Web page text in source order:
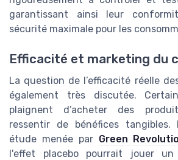
garantissant ainsi leur
sécurité maximale pour les
Efficacité et marketing du
La question de l’efficacité réelle
également très discutée.
plaignent d’acheter des
ressentir de bénéfices tangibles.
étude menée par Green
l'effet placebo pourrait jouer